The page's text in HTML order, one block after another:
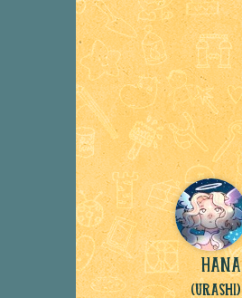
Hana
(Urashi)